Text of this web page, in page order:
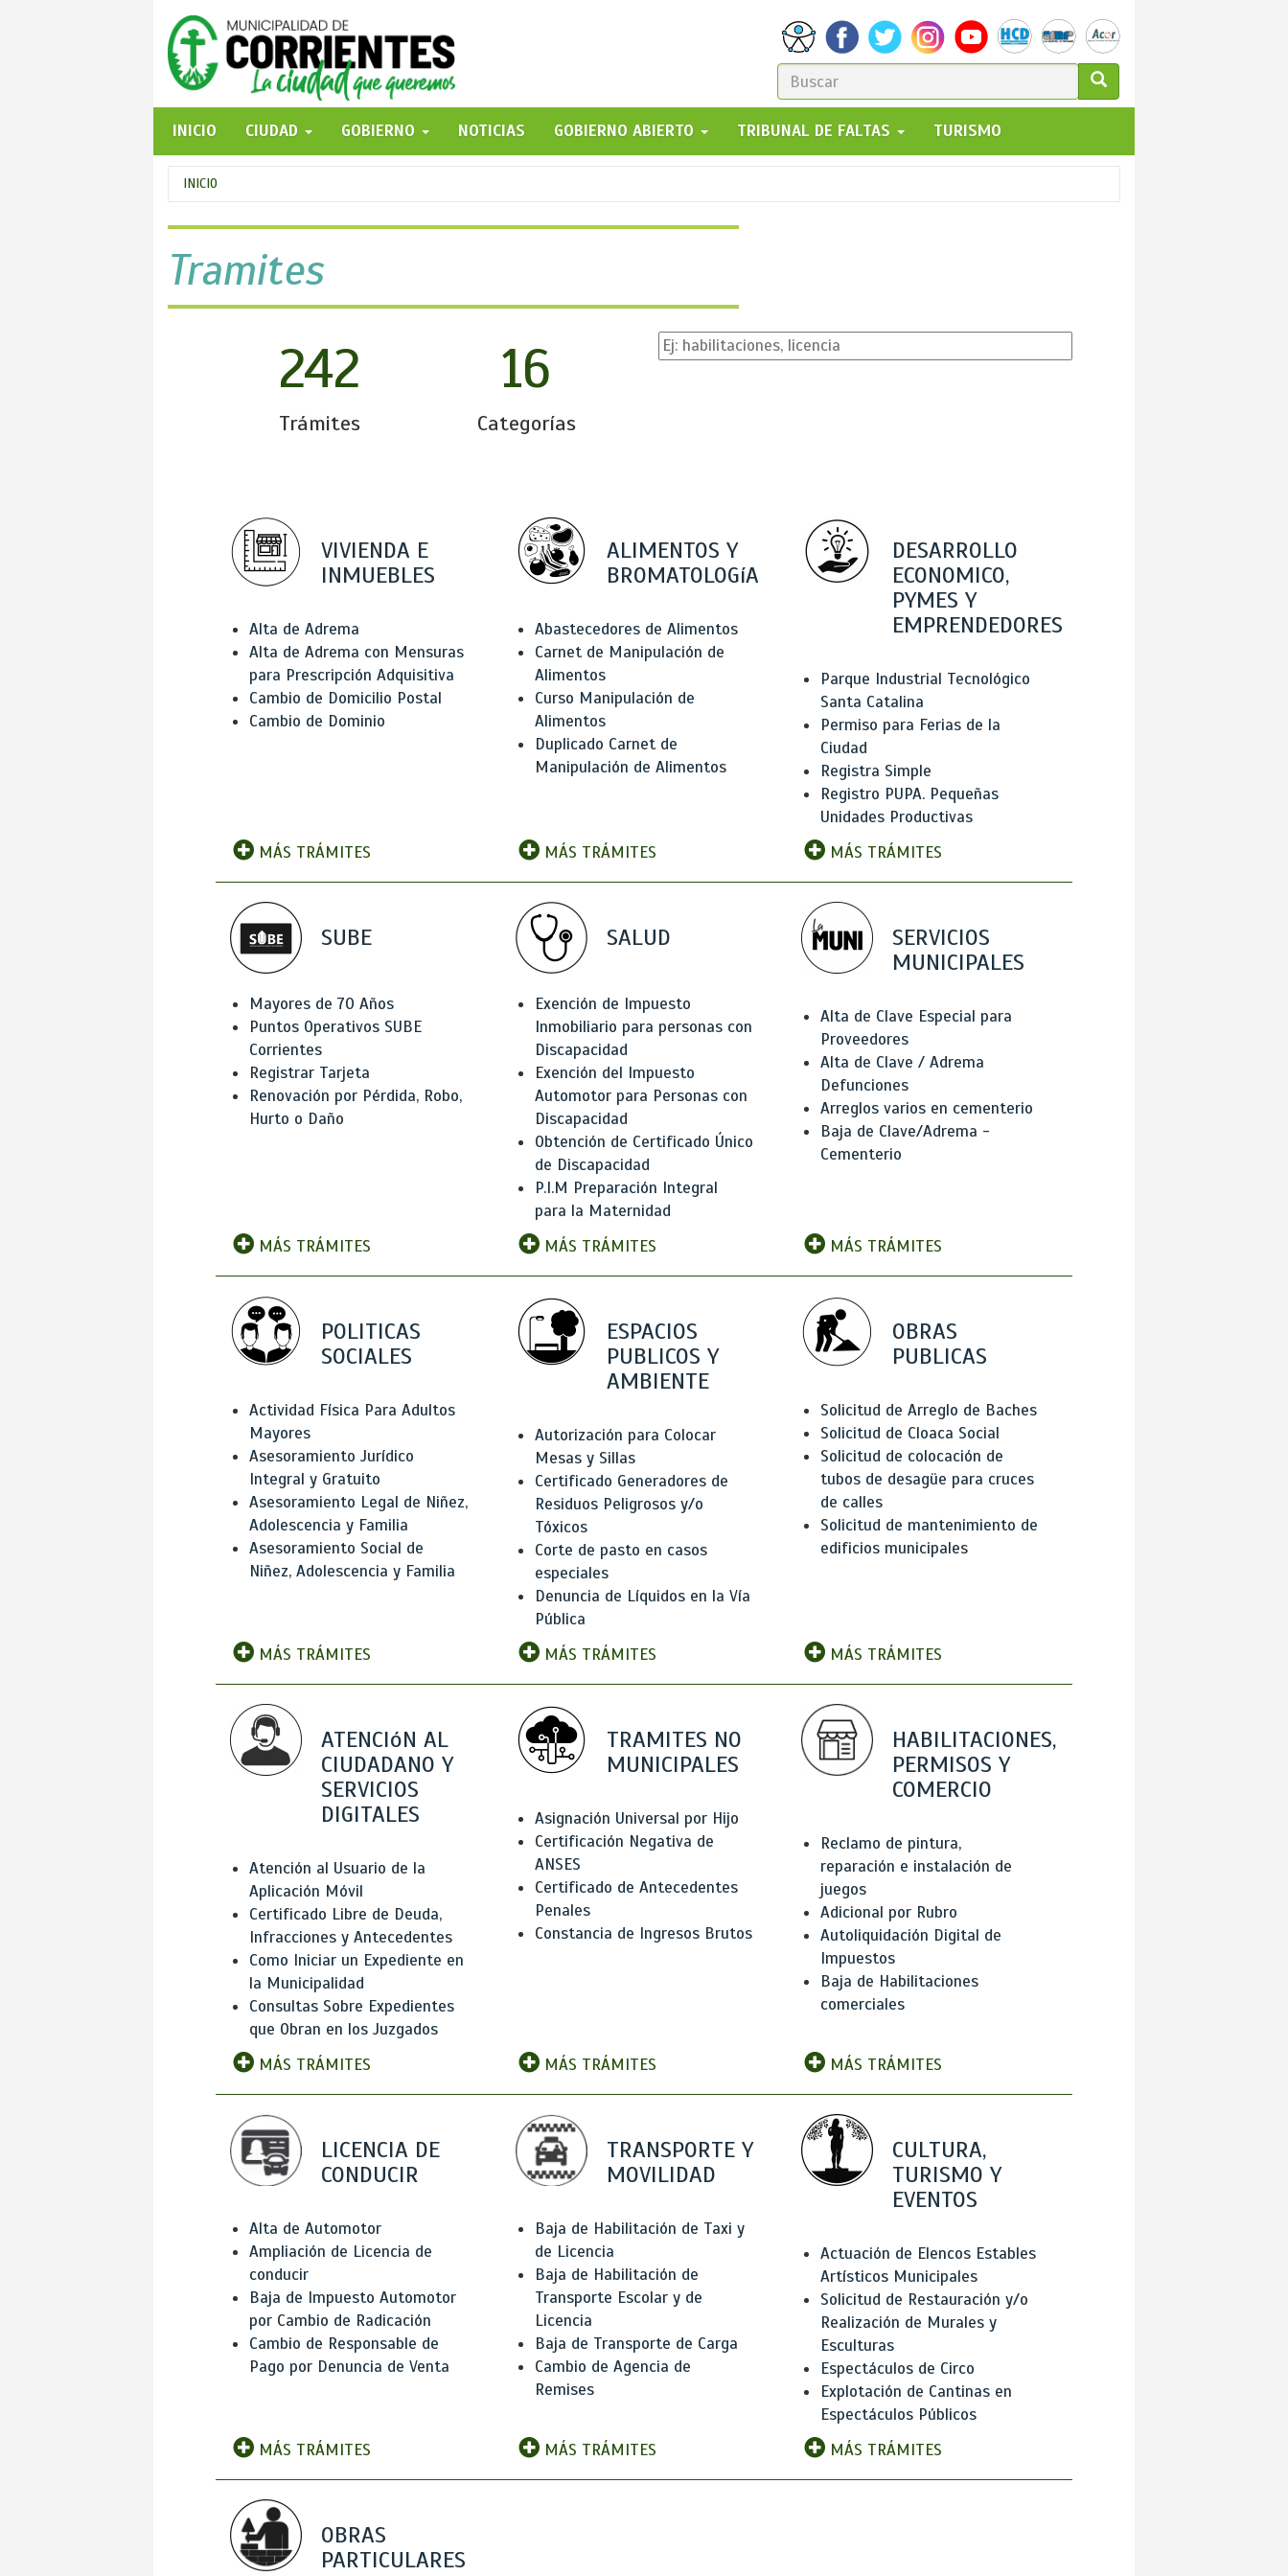
FORMULARIO
DE
BÚSQUEDA
GO!
INICIO
CIUDAD GOBIERNO NOTICIAS GOBIERNO ABIERTO TRIBUNAL DE FALTAS TURISMO
Se
encuentra
usted
aquí
INICIO
Tramites
242
Trámites
16
Categorías
VIVIENDA E
INMUEBLES
Alta de Adrema
Alta de Adrema con Mensuras
para Prescripción Adquisitiva
Cambio de Domicilio Postal
Cambio de Dominio
MÁS TRÁMITES
ALIMENTOS Y
BROMATOLOGíA
Abastecedores de Alimentos
Carnet de Manipulación de
Alimentos
Curso Manipulación de
Alimentos
Duplicado Carnet de
Manipulación de Alimentos
MÁS TRÁMITES
DESARROLLO
ECONOMICO,
PYMES Y
EMPRENDEDORES
Parque Industrial Tecnológico
Santa Catalina
Permiso para Ferias de la
Ciudad
Registra Simple
Registro PUPA. Pequeñas
Unidades Productivas
MÁS TRÁMITES
SUBE
Mayores de 70 Años
Puntos Operativos SUBE
Corrientes
Registrar Tarjeta
Renovación por Pérdida, Robo,
Hurto o Daño
MÁS TRÁMITES
SALUD
Exención de Impuesto
Inmobiliario para personas con
Discapacidad
Exención del Impuesto
Automotor para Personas con
Discapacidad
Obtención de Certificado Único
de Discapacidad
P.I.M Preparación Integral
para la Maternidad
MÁS TRÁMITES
SERVICIOS
MUNICIPALES
Alta de Clave Especial para
Proveedores
Alta de Clave / Adrema
Defunciones
Arreglos varios en cementerio
Baja de Clave/Adrema -
Cementerio
MÁS TRÁMITES
POLITICAS
SOCIALES
Actividad Física Para Adultos
Mayores
Asesoramiento Jurídico
Integral y Gratuito
Asesoramiento Legal de Niñez,
Adolescencia y Familia
Asesoramiento Social de
Niñez, Adolescencia y Familia
MÁS TRÁMITES
ESPACIOS
PUBLICOS Y
AMBIENTE
Autorización para Colocar
Mesas y Sillas
Certificado Generadores de
Residuos Peligrosos y/o
Tóxicos
Corte de pasto en casos
especiales
Denuncia de Líquidos en la Vía
Pública
MÁS TRÁMITES
OBRAS
PUBLICAS
Solicitud de Arreglo de Baches
Solicitud de Cloaca Social
Solicitud de colocación de
tubos de desagüe para cruces
de calles
Solicitud de mantenimiento de
edificios municipales
MÁS TRÁMITES
ATENCIóN AL
CIUDADANO Y
SERVICIOS
DIGITALES
Atención al Usuario de la
Aplicación Móvil
Certificado Libre de Deuda,
Infracciones y Antecedentes
Como Iniciar un Expediente en
la Municipalidad
Consultas Sobre Expedientes
que Obran en los Juzgados
MÁS TRÁMITES
TRAMITES NO
MUNICIPALES
Asignación Universal por Hijo
Certificación Negativa de
ANSES
Certificado de Antecedentes
Penales
Constancia de Ingresos Brutos
MÁS TRÁMITES
HABILITACIONES,
PERMISOS Y
COMERCIO
Reclamo de pintura,
reparación e instalación de
juegos
Adicional por Rubro
Autoliquidación Digital de
Impuestos
Baja de Habilitaciones
comerciales
MÁS TRÁMITES
LICENCIA DE
CONDUCIR
Alta de Automotor
Ampliación de Licencia de
conducir
Baja de Impuesto Automotor
por Cambio de Radicación
Cambio de Responsable de
Pago por Denuncia de Venta
MÁS TRÁMITES
TRANSPORTE Y
MOVILIDAD
Baja de Habilitación de Taxi y
de Licencia
Baja de Habilitación de
Transporte Escolar y de
Licencia
Baja de Transporte de Carga
Cambio de Agencia de
Remises
MÁS TRÁMITES
CULTURA,
TURISMO Y
EVENTOS
Actuación de Elencos Estables
Artísticos Municipales
Solicitud de Restauración y/o
Realización de Murales y
Esculturas
Espectáculos de Circo
Explotación de Cantinas en
Espectáculos Públicos
MÁS TRÁMITES
OBRAS
PARTICULARES